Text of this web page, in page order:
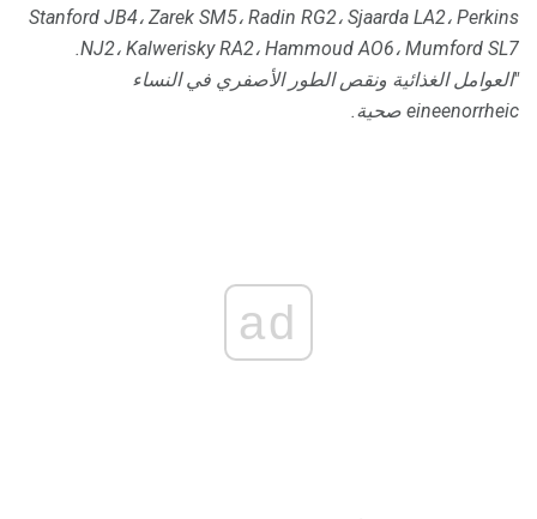
Stanford JB4، Zarek SM5، Radin RG2، Sjaarda LA2، Perkins
NJ2، Kalwerisky RA2، Hammoud AO6، Mumford SL7.
"العوامل الغذائية ونقص الطور الأصفري في النساء
eineenorrheic صحية.
ad